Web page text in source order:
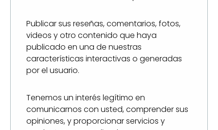
Publicar sus reseñas, comentarios, fotos,
videos y otro contenido que haya
publicado en una de nuestras
características interactivas o generadas
por el usuario.
Tenemos un interés legítimo en
comunicarnos con usted, comprender sus
opiniones, y proporcionar servicios y